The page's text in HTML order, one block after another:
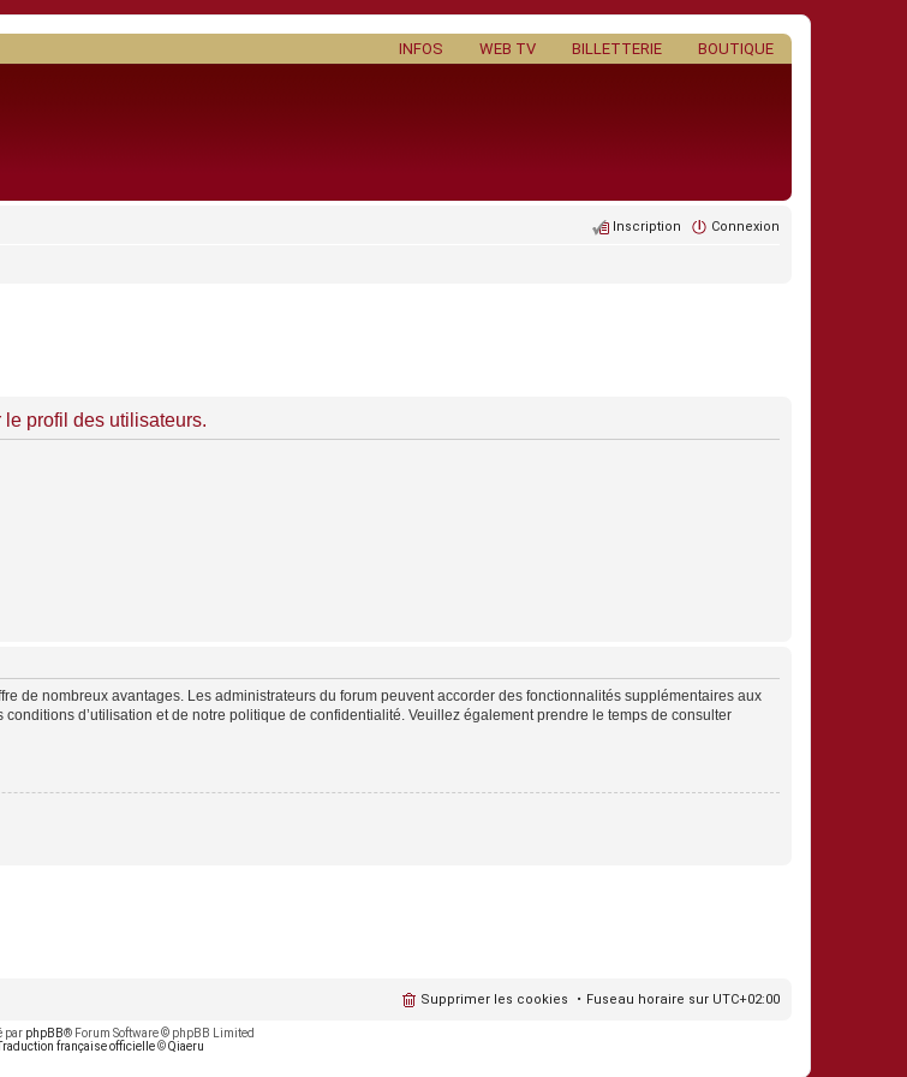
BOUTIQUE
BILLETTERIE
WEB TV
INFOS
Connexion
Inscription
profil des utilisateurs.
de nombreux avantages. Les administrateurs du forum peuvent accorder des fonctionnalités supplémentaires aux
d’utilisation et de notre politique de confidentialité. Veuillez également prendre le temps de consulter
Fuseau horaire sur UTC+02:00
Supprimer les cookies
par phpBB® Forum Software © phpBB Limited
française officielle©Qiaeru